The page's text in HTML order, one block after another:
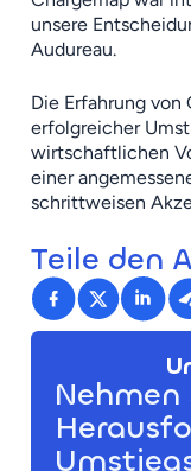
Teile den
Nehmen
unsere
Audureau.
Die Erfahrung von
erfolgreicher
wirtschaftlichen
einer
schrittweisen